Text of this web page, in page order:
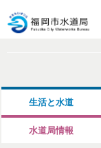
生活と水道
水道局情報